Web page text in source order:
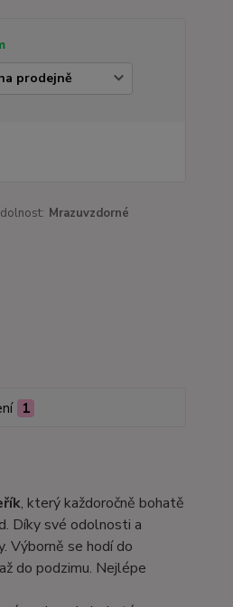
Mrazuvzdorné
1
, který každoročně bohatě
Díky své odolnosti a
Výborně se hodí do
do podzimu. Nejlépe